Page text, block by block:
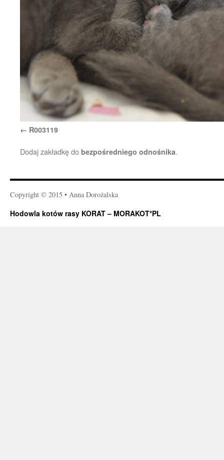
R003119
Dodaj zakładkę do bezpośredniego odnośnika.
Copyright © 2015 • Anna Dorożalska
Hodowla kotów rasy KORAT – MORAKOT*PL